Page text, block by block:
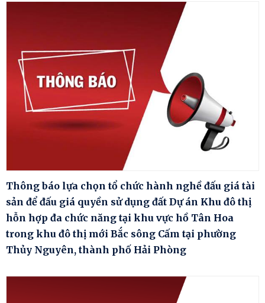
Thông báo lựa chọn tổ chức hành nghề đấu giá tài
sản để đấu giá quyền sử dụng đất Dự án Khu đô thị
hỗn hợp đa chức năng tại khu vực hồ Tân Hoa
trong khu đô thị mới Bắc sông Cấm tại phường
Thủy Nguyên, thành phố Hải Phòng